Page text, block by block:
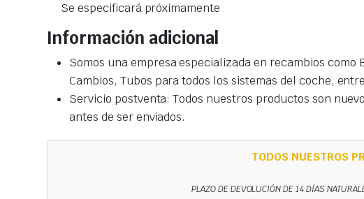
Se especificará próximamente
Información adicional
Somos una empresa especializada en recambios como
Cambios, Tubos para todos los sistemas del coche,
Servicio postventa: Todos nuestros productos son
antes de ser enviados.
TODOS NUESTROS
PLAZO DE DEVOLUCIÓN DE 14 DÍAS